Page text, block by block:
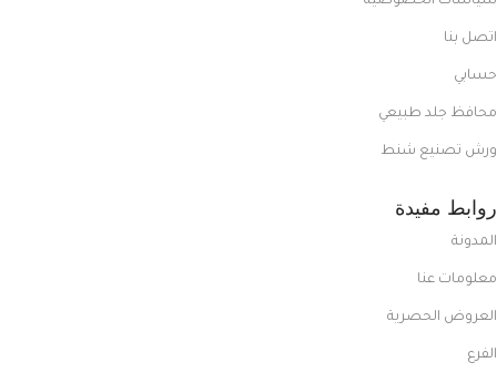
اتصل بنا
حسابي
محافظ جلد طبيعي
ورش تصنيع شنط
روابط مفيدة
المدونة
معلومات عنا
العروض الحصرية
الفرع